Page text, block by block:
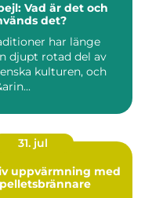
Vad är det och
det?
har länge
djupt rotad del av
kulturen, och
31. jul
uppvärmning med